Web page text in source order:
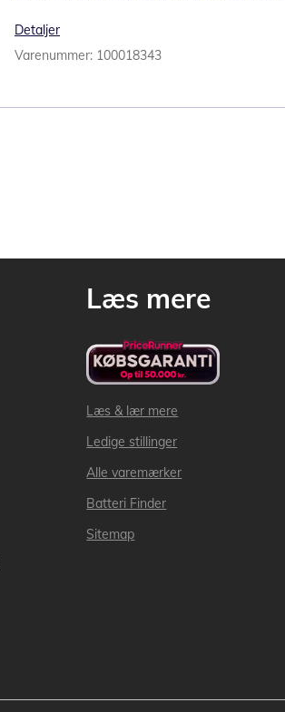
Detaljer
Varenummer: 100018343
Læs mere
Læs & lær mere
Ledige stillinger
Alle varemærker
Batteri Finder
Sitemap